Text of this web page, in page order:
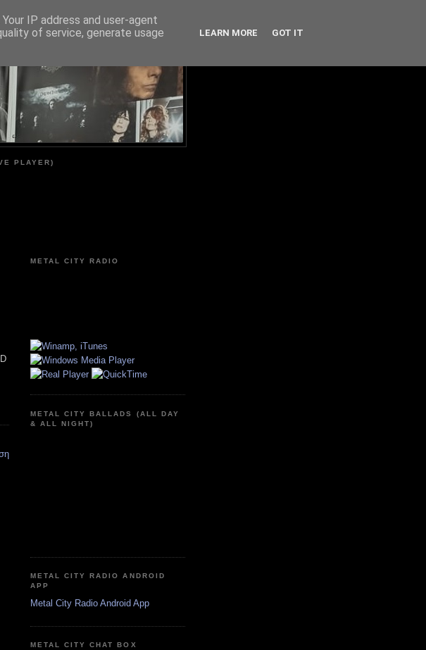
PLAYER)
METAL CITY RADIO
METAL CITY BALLADS (ALL DAY
& ALL NIGHT)
METAL CITY RADIO ANDROID
APP
Metal City Radio Android App
METAL CITY CHAT BOX
IP address and user-agent
of service, generate usage
LEARN MORE GOT IT